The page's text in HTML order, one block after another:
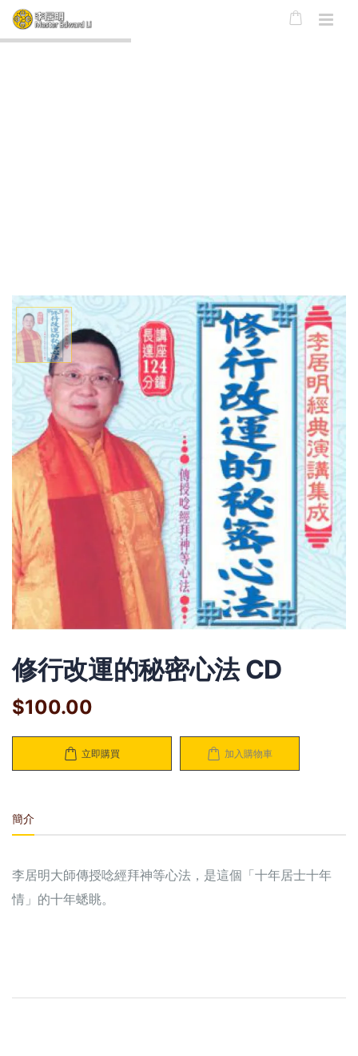
修行改運的秘密心法 CD
$100.00
立即購買 加入購物車
簡介
李居明大師傳授唸經拜神等心法，是這個「十年居士十年
情」的十年蟋眺。